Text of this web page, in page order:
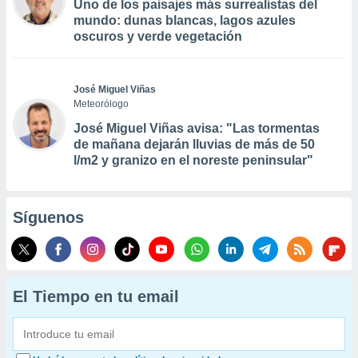
Uno de los paisajes más surrealistas del
mundo: dunas blancas, lagos azules
oscuros y verde vegetación
José Miguel Viñas
Meteorólogo
José Miguel Viñas avisa: "Las tormentas
de mañana dejarán lluvias de más de 50
l/m2 y granizo en el noreste peninsular"
Síguenos
El Tiempo en tu email